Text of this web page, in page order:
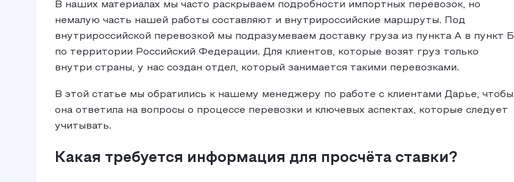
В наших материалах мы часто раскрываем подробности импортных перевозок, но
немалую часть нашей работы составляют и внутрироссийские маршруты. Под
внутрироссийской перевозкой мы подразумеваем доставку груза из пункта А в пункт Б
по территории Российский Федерации. Для клиентов, которые возят груз только
внутри страны, у нас создан отдел, который занимается такими перевозками.
В этой статье мы обратились к нашему менеджеру по работе с клиентами Дарье, чтобы
она ответила на вопросы о процессе перевозки и ключевых аспектах, которые следует
учитывать.
Какая требуется информация для просчёта ставки?